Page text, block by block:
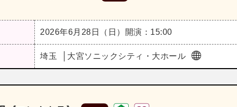
2026年6月28日（日） 開演：15:00
埼玉 大宮ソニックシティ・大ホール